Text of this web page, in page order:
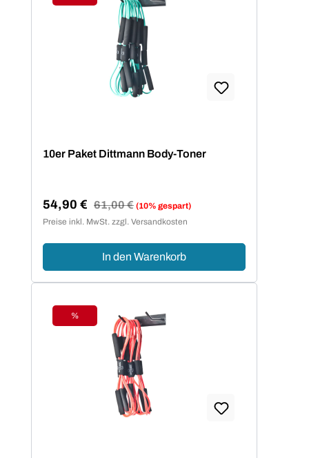
Rabatt
10er Paket Dittmann Body-Toner
Verkaufspreis:
54,90 € Regulärer Preis:
61,00 € (10% gespart)
Preise inkl. MwSt. zzgl. Versandkosten
In den Warenkorb
Rabatt
%